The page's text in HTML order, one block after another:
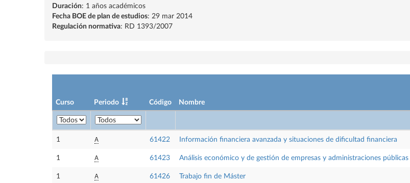
Duración: 1 años académicos
Fecha BOE de plan de estudios: 29 mar 2014
Regulación normativa: RD 1393/2007
Curso Periodo Código Nombre
1 A 61422 Información financiera avanzada y situaciones de dificultad financiera
1 A 61423 Análisis económico y de gestión de empresas y administraciones públicas
1 A 61426 Trabajo fin de Máster